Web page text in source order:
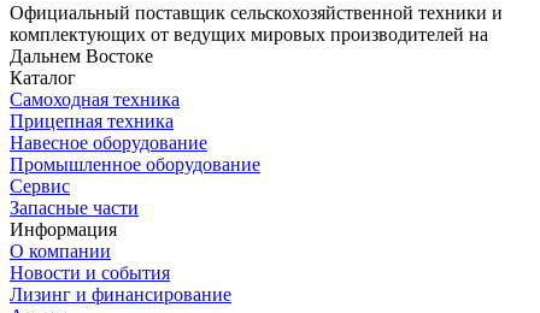
Официальный поставщик сельскохозяйственной техники и
комплектующих от ведущих мировых производителей на
Дальнем Востоке
Каталог
Самоходная техника
Прицепная техника
Навесное оборудование
Промышленное оборудование
Сервис
Запасные части
Информация
О компании
Новости и события
Лизинг и финансирование